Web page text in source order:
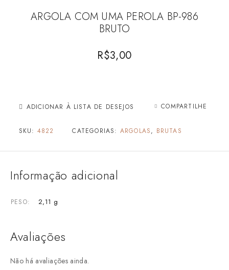
ARGOLA COM UMA PEROLA BP-986
BRUTO
R$3,00
ADICIONAR À LISTA DE DESEJOS COMPARTILHE
SKU: 4822 CATEGORIAS: ARGOLAS, BRUTAS
Informação adicional
PESO 2,11 g
Avaliações
Não há avaliações ainda.